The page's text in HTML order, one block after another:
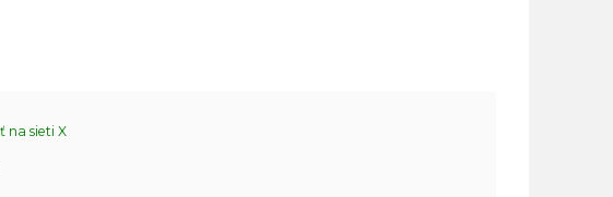
na sieti X